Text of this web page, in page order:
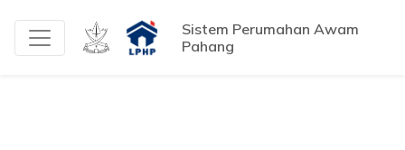
Sistem Perumahan Awam
Pahang